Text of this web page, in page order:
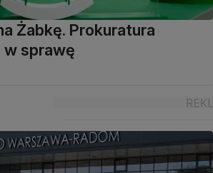
Żabkę. Prokuratura
w sprawę